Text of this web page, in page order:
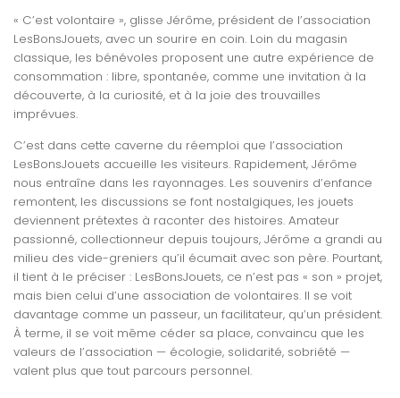
« C’est volontaire », glisse Jérôme, président de l’association
LesBonsJouets, avec un sourire en coin. Loin du magasin
classique, les bénévoles proposent une autre expérience de
consommation : libre, spontanée, comme une invitation à la
découverte, à la curiosité, et à la joie des trouvailles
imprévues.
C’est dans cette caverne du réemploi que l’association
LesBonsJouets accueille les visiteurs. Rapidement, Jérôme
nous entraîne dans les rayonnages. Les souvenirs d’enfance
remontent, les discussions se font nostalgiques, les jouets
deviennent prétextes à raconter des histoires. Amateur
passionné, collectionneur depuis toujours, Jérôme a grandi au
milieu des vide-greniers qu’il écumait avec son père. Pourtant,
il tient à le préciser : LesBonsJouets, ce n’est pas « son » projet,
mais bien celui d’une association de volontaires. Il se voit
davantage comme un passeur, un facilitateur, qu’un président.
À terme, il se voit même céder sa place, convaincu que les
valeurs de l’association — écologie, solidarité, sobriété —
valent plus que tout parcours personnel.